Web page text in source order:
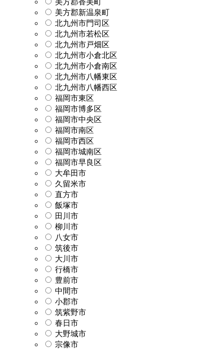
美方郡新温泉町
北九州市門司区
北九州市若松区
北九州市戸畑区
北九州市小倉北区
北九州市小倉南区
北九州市八幡東区
北九州市八幡西区
福岡市東区
福岡市博多区
福岡市中央区
福岡市南区
福岡市西区
福岡市城南区
福岡市早良区
大牟田市
久留米市
直方市
飯塚市
田川市
柳川市
八女市
筑後市
大川市
行橋市
豊前市
中間市
小郡市
筑紫野市
春日市
大野城市
宗像市